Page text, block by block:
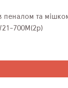
пеналом та
700M(2p)